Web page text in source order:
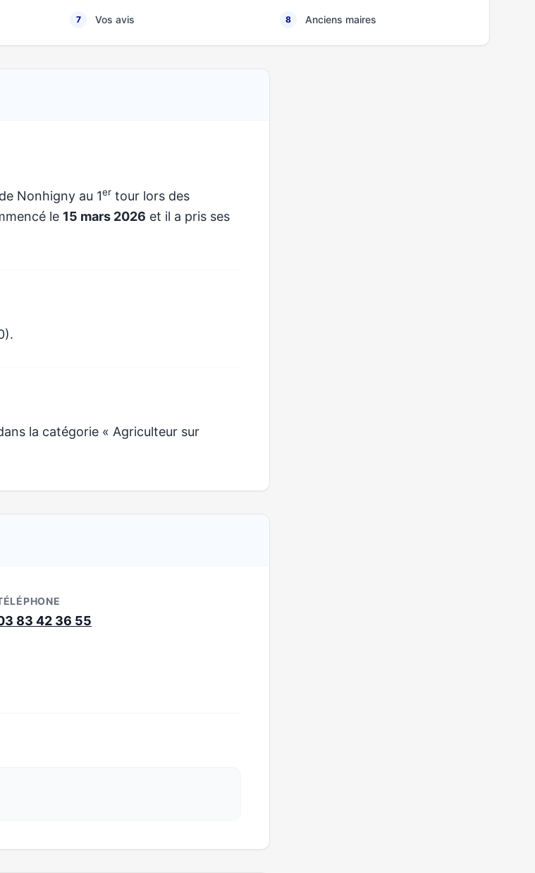
7 Vos avis 8 Anciens maires
Nonhigny au 1er tour lors des
le 15 mars 2026 et il a pris ses
la catégorie « Agriculteur sur
83 42 36 55